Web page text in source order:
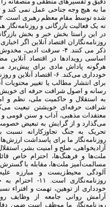
ما به هیچ وجه جناحی عمل نمی کند
نه یک فعالیت بازرگانی و
روزنامه‌نگاران اقتصاد آنلاین اگر
ذکر می کنند. ۴- سرقت
هرگونه پاداش مادی برای پیش‌برد
خودداری می‌کند. ۶- اقتصاد
برای انتشار مطالب یا تغییر
به استقلال و حاکمیت ملی، نظم و
معتقدات مذهبی، آداب و سنن قومی
می‌گذارد و از گرایش به تبعیض
روزنامه‌نگار ما برای پاسداشت
آزادیخواهی، صلح و امنیت بشر،
مسالمت‌آمیز ملت‌ها، مقابله با
آلودگی محیط‌زیست و مبارزه
روزنامه‌نگاری
خودداری از توهین، تهمت و
روزنامه‌نگار ما موظف است ضمن